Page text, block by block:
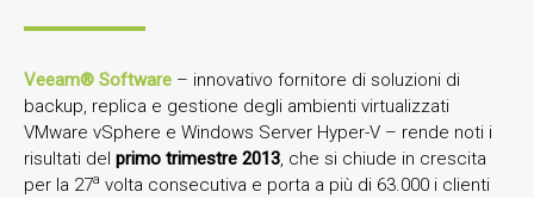
Veeam® Software – innovativo fornitore di soluzioni di
backup, replica e gestione degli ambienti virtualizzati
VMware vSphere e Windows Server Hyper-V – rende noti i
risultati del primo trimestre 2013, che si chiude in crescita
per la 27a volta consecutiva e porta a più di 63.000 i clienti